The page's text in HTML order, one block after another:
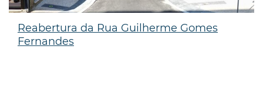
Reabertura da Rua Guilherme Gomes
Fernandes